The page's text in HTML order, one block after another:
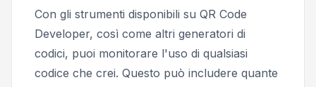
Con gli strumenti disponibili su QR Code
Developer, così come altri generatori di
codici, puoi monitorare l'uso di qualsiasi
codice che crei. Questo può includere quante